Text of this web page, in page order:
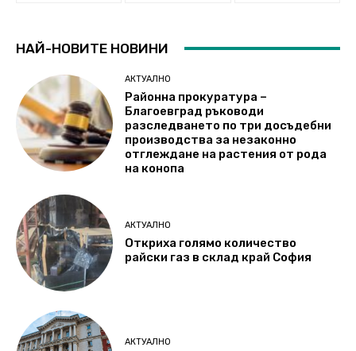
НАЙ-НОВИТЕ НОВИНИ
АКТУАЛНО
Районна прокуратура –
Благоевград ръководи
разследването по три досъдебни
производства за незаконно
отглеждане на растения от рода
на конопа
АКТУАЛНО
Откриха голямо количество
райски газ в склад край София
АКТУАЛНО